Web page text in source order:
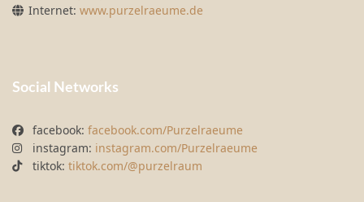
Internet: www.purzelraeume.de
Social Networks
facebook: facebook.com/Purzelraeume
instagram: instagram.com/Purzelraeume
tiktok: tiktok.com/@purzelraum